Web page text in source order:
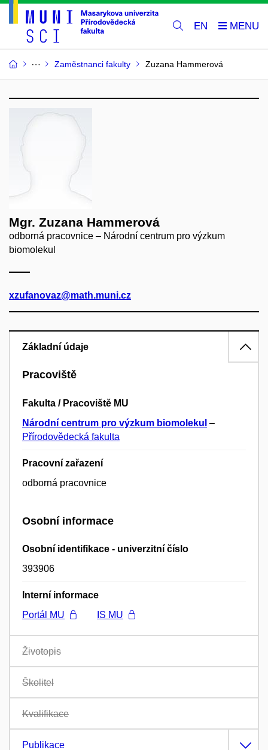
EN
Zaměstnanci fakulty Zuzana Hammerová
Mgr. Zuzana Hammerová
odborná pracovnice – Národní centrum pro výzkum
biomolekul
xzufanovaz@math.muni.cz
Základní údaje
Pracoviště
Fakulta / Pracoviště MU
Národní centrum pro výzkum biomolekul –
Přírodovědecká fakulta
Pracovní zařazení
odborná pracovnice
Osobní informace
Osobní identifikace - univerzitní číslo
393906
Interní informace
Portál MU
IS MU
Životopis
Školitel
Kvalifikace
Publikace